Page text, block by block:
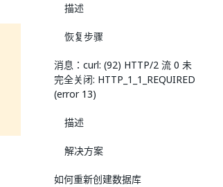
描述
恢复步骤
消息：curl: (92) HTTP/2 流 0 未
完全关闭: HTTP_1_1_REQUIRED
(error 13)
描述
解决方案
如何重新创建数据库